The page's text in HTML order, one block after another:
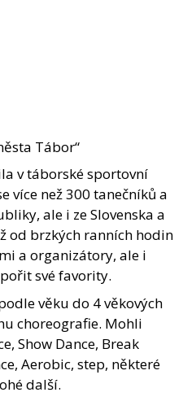
Tábor“
v táborské sportovní
více než 300 tanečníků a
ale i ze Slovenska a
od brzkých ranních hodin
a organizátory, ale i
své favority.
věku do 4 věkových
choreografie. Mohli
Show Dance, Break
Aerobic, step, některé
další.